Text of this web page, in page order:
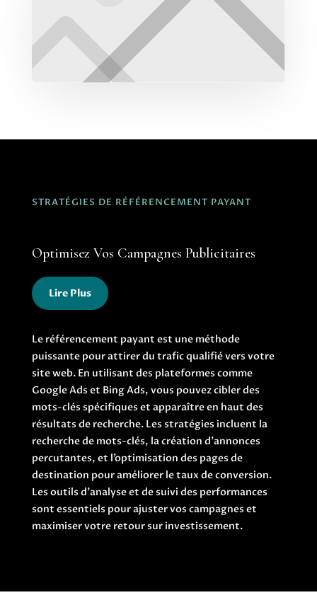
STRATÉGIES DE RÉFÉRENCEMENT PAYANT
Optimisez Vos Campagnes Publicitaires
Lire Plus
Le référencement payant est une méthode
puissante pour attirer du trafic qualifié vers votre
site web. En utilisant des plateformes comme
Google Ads et Bing Ads, vous pouvez cibler des
mots-clés spécifiques et apparaître en haut des
résultats de recherche. Les stratégies incluent la
recherche de mots-clés, la création d’annonces
percutantes, et l’optimisation des pages de
destination pour améliorer le taux de conversion.
Les outils d’analyse et de suivi des performances
sont essentiels pour ajuster vos campagnes et
maximiser votre retour sur investissement.